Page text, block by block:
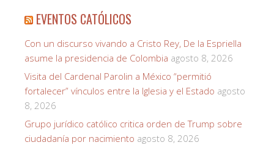
EVENTOS CATÓLICOS
Con un discurso vivando a Cristo Rey, De la Espriella
asume la presidencia de Colombia agosto 8, 2026
Visita del Cardenal Parolin a México “permitió
fortalecer” vínculos entre la Iglesia y el Estado agosto
8, 2026
Grupo jurídico católico critica orden de Trump sobre
ciudadanía por nacimiento agosto 8, 2026